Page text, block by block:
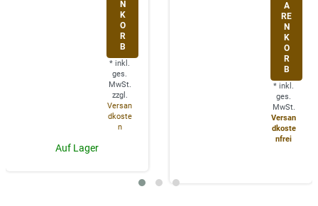
N
K
O
R
B
* inkl.
ges.
MwSt.
zzgl.
Versan
dkoste
n
Auf Lager
A
RE
N
K
O
R
B
* inkl.
ges.
MwSt.
Versan
dkoste
nfrei